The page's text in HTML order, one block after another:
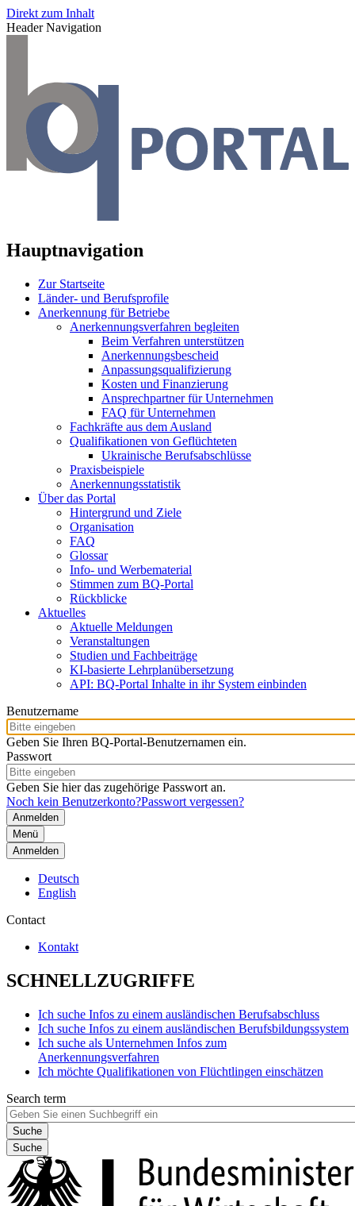
Direkt zum Inhalt
Header Navigation
Hauptnavigation
Zur Startseite
Länder- und Berufsprofile
Anerkennung für Betriebe
Anerkennungsverfahren begleiten
Beim Verfahren unterstützen
Anerkennungsbescheid
Anpassungsqualifizierung
Kosten und Finanzierung
Ansprechpartner für Unternehmen
FAQ für Unternehmen
Fachkräfte aus dem Ausland
Qualifikationen von Geflüchteten
Ukrainische Berufsabschlüsse
Praxisbeispiele
Anerkennungsstatistik
Über das Portal
Hintergrund und Ziele
Organisation
FAQ
Glossar
Info- und Werbematerial
Stimmen zum BQ-Portal
Rückblicke
Aktuelles
Aktuelle Meldungen
Veranstaltungen
Studien und Fachbeiträge
KI-basierte Lehrplanübersetzung
API: BQ-Portal Inhalte in ihr System einbinden
Benutzername
Geben Sie Ihren BQ-Portal-Benutzernamen ein.
Passwort
Geben Sie hier das zugehörige Passwort an.
Noch kein Benutzerkonto?Passwort vergessen?
Menü
Anmelden
Deutsch
English
Contact
Kontakt
SCHNELLZUGRIFFE
Ich suche Infos zu einem ausländischen Berufsabschluss
Ich suche Infos zu einem ausländischen Berufsbildungssystem
Ich suche als Unternehmen Infos zum
Anerkennungsverfahren
Ich möchte Qualifikationen von Flüchtlingen einschätzen
Search term
Suche